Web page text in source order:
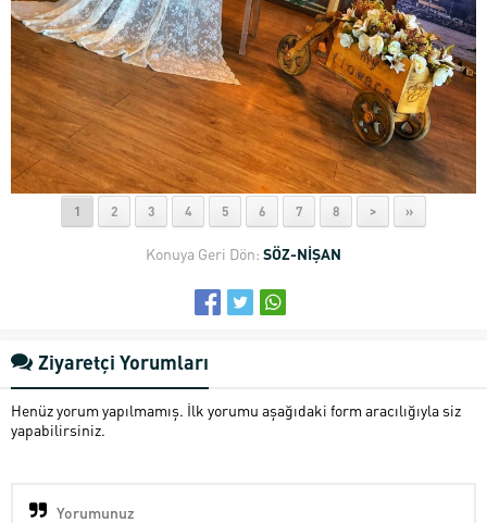
1 2 3 4 5 6 7 8 > »
Konuya Geri Dön: SÖZ-NİŞAN
Ziyaretçi Yorumları
Henüz yorum yapılmamış. İlk yorumu aşağıdaki form aracılığıyla siz
yapabilirsiniz.